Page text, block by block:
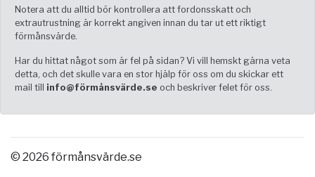
Notera att du alltid bör kontrollera att fordonsskatt och
extrautrustning är korrekt angiven innan du tar ut ett riktigt
förmånsvärde.
Har du hittat något som är fel på sidan? Vi vill hemskt gärna veta
detta, och det skulle vara en stor hjälp för oss om du skickar ett
mail till info@förmånsvärde.se och beskriver felet för oss.
© 2026 förmånsvärde.se